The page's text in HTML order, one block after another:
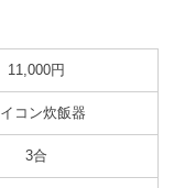
11,000円
コン炊飯器
3合